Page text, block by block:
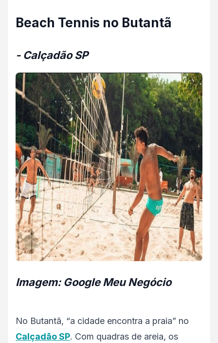
Beach Tennis no Butantã
- Calçadão SP
Imagem: Google Meu Negócio
No Butantã, “a cidade encontra a praia” no
Calçadão SP. Com quadras de areia, os